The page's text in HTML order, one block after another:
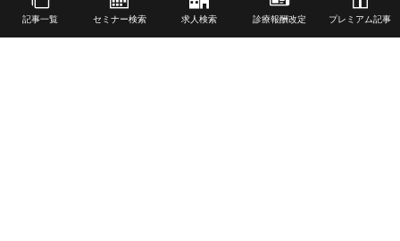
記事一覧 セミナー検索 求人検索 診療報酬改定 プレミアム記事